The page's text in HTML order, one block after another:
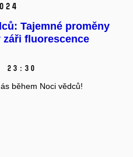
Tajemné proměny
fluorescence
23:30
během Noci vědců!